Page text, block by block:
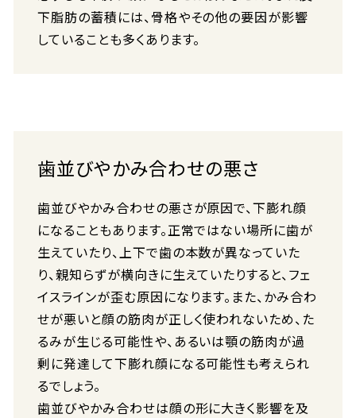
下脂肪の蓄積には、骨格やその他の要因が影響
していることも多くあります。
歯並びやかみ合わせの悪さ
歯並びやかみ合わせの悪さが原因で、下膨れ顔
になることもあります。正常ではない場所に歯が
生えていたり、上下で歯の本数が異なっていた
り、親知らずが横向きに生えていたりすると、フェ
イスラインが歪む原因になります。また、かみ合わ
せが悪いと顔の筋肉が正しく使われないため、た
るみが生じる可能性や、あるいは顎の筋肉が過
剰に発達して下膨れ顔になる可能性も考えられ
るでしょう。
歯並びやかみ合わせは顔の形に大きく影響を及